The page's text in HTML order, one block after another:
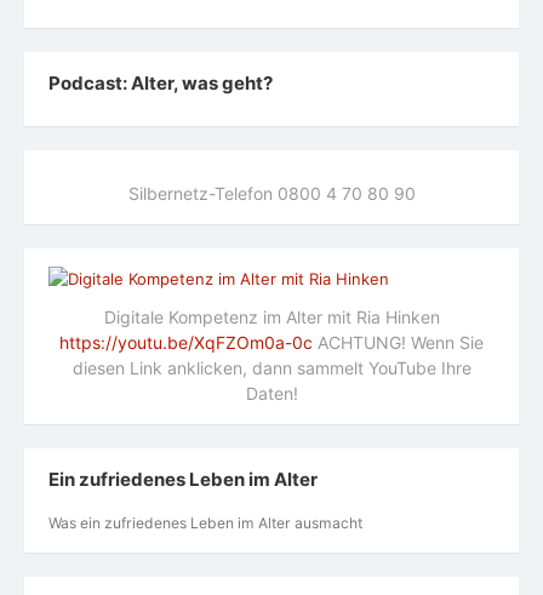
Podcast: Alter, was geht?
Silbernetz-Telefon 0800 4 70 80 90
Digitale Kompetenz im Alter mit Ria Hinken
https://youtu.be/XqFZOm0a-0c ACHTUNG! Wenn Sie
diesen Link anklicken, dann sammelt YouTube Ihre
Daten!
Ein zufriedenes Leben im Alter
Was ein zufriedenes Leben im Alter ausmacht